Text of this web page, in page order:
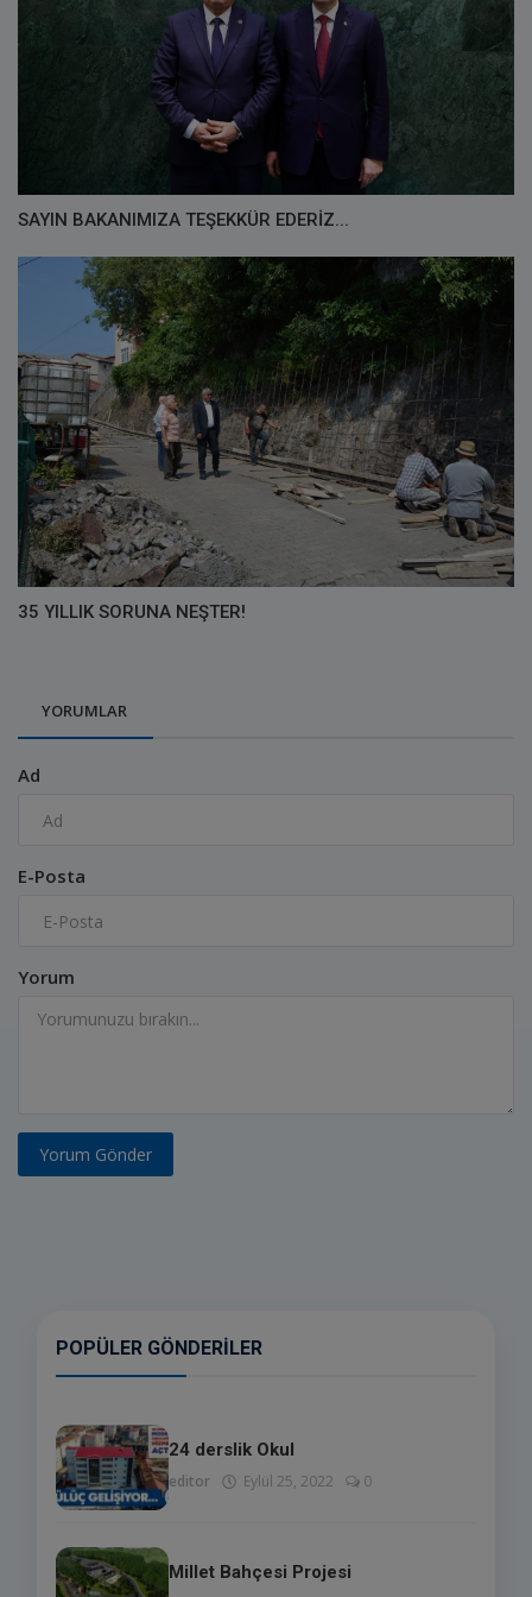
SAYIN BAKANIMIZA TEŞEKKÜR EDERİZ...
35 YILLIK SORUNA NEŞTER!
YORUMLAR
Ad
E-Posta
Yorum
Yorum Gönder
POPÜLER GÖNDERILER
24 derslik Okul
editor Eylül 25, 2022 0
Millet Bahçesi Projesi